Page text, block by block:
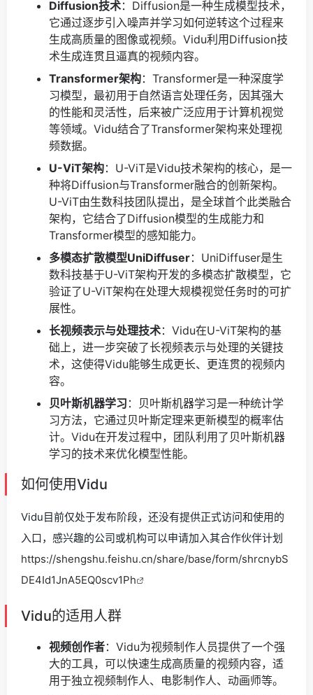
Diffusion技术：Diffusion是一种生成模型技术，
它通过逐步引入噪声并学习如何逆转这个过程来
生成高质量的图像或视频。Vidu利用Diffusion技
术生成连贯且逼真的视频内容。
Transformer架构：Transformer是一种深度学
习模型，最初用于自然语言处理任务，因其强大
的性能和灵活性，后来被广泛应用于计算机视觉
等领域。Vidu结合了Transformer架构来处理视
频数据。
U-ViT架构：U-ViT是Vidu技术架构的核心，是一
种将Diffusion与Transformer融合的创新架构。
U-ViT由生数科技团队提出，是全球首个此类融合
架构，它结合了Diffusion模型的生成能力和
Transformer模型的感知能力。
多模态扩散模型UniDiffuser：UniDiffuser是生
数科技基于U-ViT架构开发的多模态扩散模型，它
验证了U-ViT架构在处理大规模视觉任务时的可扩
展性。
长视频表示与处理技术：Vidu在U-ViT架构的基
础上，进一步突破了长视频表示与处理的关键技
术，这使得Vidu能够生成更长、更连贯的视频内
容。
贝叶斯机器学习 ：贝叶斯机器学习是一种统计学
习方法，它通过贝叶斯定理来更新模型的概率估
计。Vidu在开发过程中，团队利用了贝叶斯机器
学习的技术来优化模型性能。
如何使用Vidu
Vidu目前仅处于发布阶段，还没有提供正式访问和使用的
入口，感兴趣的公司或机构可以申请加入其合作伙伴计划
https://shengshu.feishu.cn/share/base/form/shrcnybS
DE4Id1JnA5EQ0scv1Ph
Vidu的适用人群
视频创作者：Vidu为视频制作人员提供了一个强
大的工具，可以快速生成高质量的视频内容，适
用于独立视频制作人、电影制作人、动画师等。